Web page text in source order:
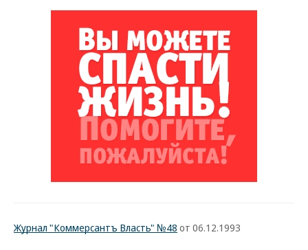
Журнал "Коммерсантъ Власть" №48 от 06.12.1993